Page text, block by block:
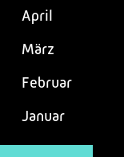
April
März
Februar
Januar